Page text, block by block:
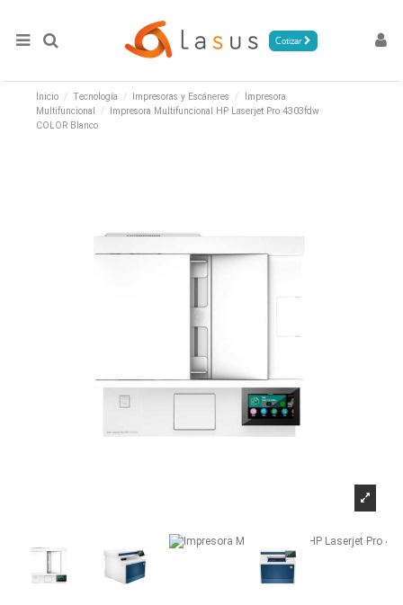
Cotizar
Inicio Tecnología Impresoras y Escáneres
Impresora
Multifuncional
Impresora Multifuncional HP Laserjet Pro 4303fdw
COLOR Blanco